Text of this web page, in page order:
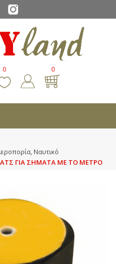
0 0
Ναυτικό
ΓΙΑ ΣΗΜΑΤΑ ΜΕ ΤΟ ΜΕΤΡΟ